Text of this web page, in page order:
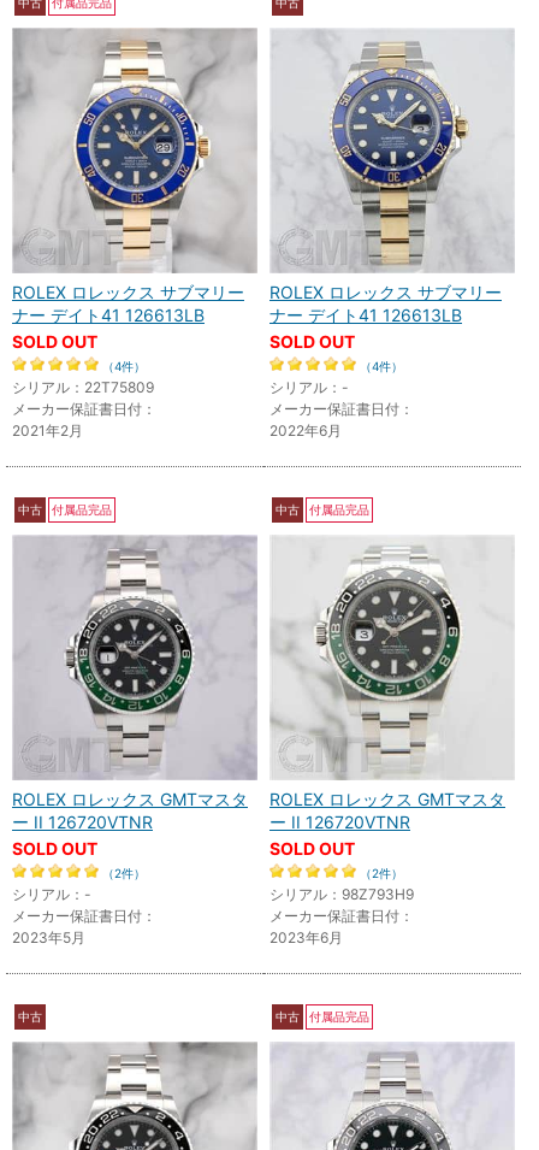
ROLEX ロレックス サブマリー
ナー デイト41 126613LB
SOLD OUT
（4件）
シリアル：22T75809
メーカー保証書日付：
2021年2月
ROLEX ロレックス サブマリー
ナー デイト41 126613LB
SOLD OUT
（4件）
シリアル：-
メーカー保証書日付：
2022年6月
中古 付属品完品
ROLEX ロレックス GMTマスタ
ー II 126720VTNR
SOLD OUT
（2件）
シリアル：-
メーカー保証書日付：
2023年5月
中古 付属品完品
ROLEX ロレックス GMTマスタ
ー II 126720VTNR
SOLD OUT
（2件）
シリアル：98Z793H9
メーカー保証書日付：
2023年6月
中古 中古 付属品完品